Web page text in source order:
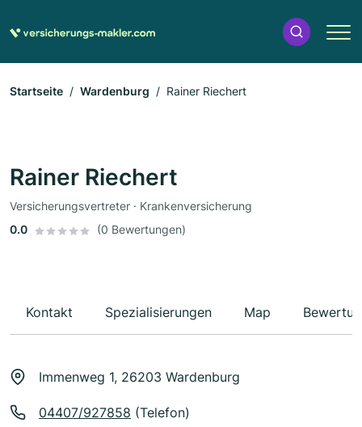
Startseite Wardenburg Rainer Riechert
Rainer Riechert
Versicherungsvertreter · Krankenversicherung
0.0
(0 Bewertungen)
Kontakt Spezialisierungen Map
Immenweg 1, 26203 Wardenburg
04407/927858 (Telefon)